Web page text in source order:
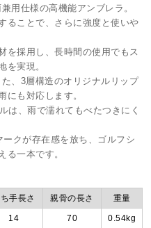
用仕様の高機能アンブレラ。
ることで、さらに強度と使いや
を採用し、長時間の使用でもス
を実現。
、3層構造のオリジナルリップ
にも対応します。
は、雨で濡れてもべたつきにく
クが存在感を放ち、ゴルフシ
る一本です。
手長さ 親骨の長さ 重量
14 70 0.54kg